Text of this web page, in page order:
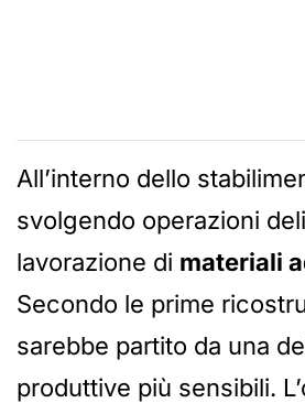
All’interno dello
svolgendo operazioni
lavorazione di materiali
Secondo le prime
sarebbe partito da una
produttive più sensibili.